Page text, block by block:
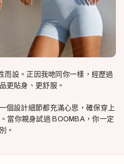
而設。正因我哋同你一樣，經歷過
更貼身、更舒服。
個設計細節都充滿心思，確保穿上
當你親身試過 BOOMBA，你一定
。